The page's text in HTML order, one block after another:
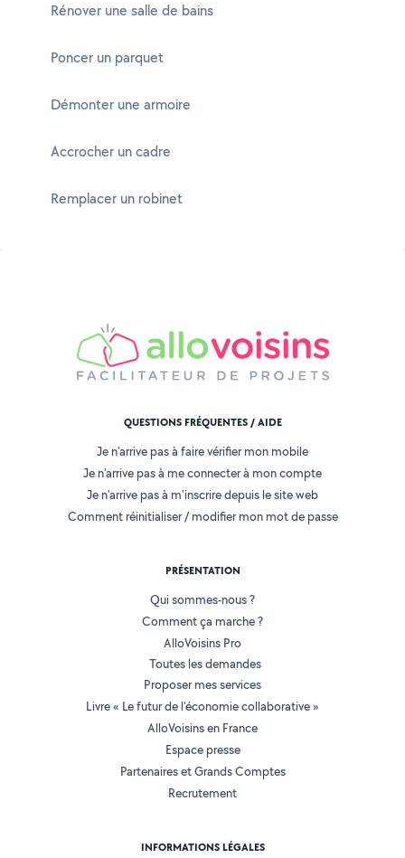
Rénover une salle de bains
Poncer un parquet
Démonter une armoire
Accrocher un cadre
Remplacer un robinet
QUESTIONS FRÉQUENTES / AIDE
Je n'arrive pas à faire vérifier mon mobile
Je n'arrive pas à me connecter à mon compte
Je n'arrive pas à m'inscrire depuis le site web
Comment réinitialiser / modifier mon mot de passe
PRÉSENTATION
Qui sommes-nous ?
Comment ça marche ?
AlloVoisins Pro
Toutes les demandes
Proposer mes services
Livre « Le futur de l'économie collaborative »
AlloVoisins en France
Espace presse
Partenaires et Grands Comptes
Recrutement
INFORMATIONS LÉGALES